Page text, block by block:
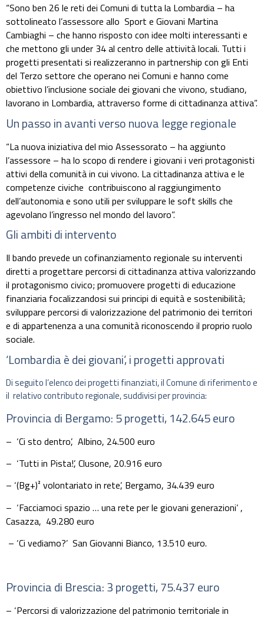
“Sono ben 26 le reti dei Comuni di tutta la Lombardia – ha
sottolineato l’assessore allo Sport e Giovani Martina
Cambiaghi – che hanno risposto con idee molti interessanti e
che mettono gli under 34 al centro delle attività locali. Tutti i
progetti presentati si realizzeranno in partnership con gli Enti
del Terzo settore che operano nei Comuni e hanno come
obiettivo l’inclusione sociale dei giovani che vivono, studiano,
lavorano in Lombardia, attraverso forme di cittadinanza attiva”.
Un passo in avanti verso nuova legge regionale
“La nuova iniziativa del mio Assessorato – ha aggiunto
l’assessore – ha lo scopo di rendere i giovani i veri protagonisti
attivi della comunità in cui vivono. La cittadinanza attiva e le
competenze civiche contribuiscono al raggiungimento
dell’autonomia e sono utili per sviluppare le soft skills che
agevolano l’ingresso nel mondo del lavoro”.
Gli ambiti di intervento
Il bando prevede un cofinanziamento regionale su interventi
diretti a progettare percorsi di cittadinanza attiva valorizzando
il protagonismo civico; promuovere progetti di educazione
finanziaria focalizzandosi sui principi di equità e sostenibilità;
sviluppare percorsi di valorizzazione del patrimonio dei territori
e di appartenenza a una comunità riconoscendo il proprio ruolo
sociale.
‘Lombardia è dei giovani’, i progetti approvati
Di seguito l’elenco dei progetti finanziati, il Comune di riferimento e
il relativo contributo regionale, suddivisi per provincia:
Provincia di Bergamo: 5 progetti, 142.645 euro
– ‘Ci sto dentro’, Albino, 24.500 euro
– ‘Tutti in Pista!’, Clusone, 20.916 euro
– ‘(Bg+)² volontariato in rete’, Bergamo, 34.439 euro
– ‘Facciamoci spazio … una rete per le giovani generazioni’ ,
Casazza, 49.280 euro
– ‘Ci vediamo?’ San Giovanni Bianco, 13.510 euro.
Provincia di Brescia: 3 progetti, 75.437 euro
– ‘Percorsi di valorizzazione del patrimonio territoriale in